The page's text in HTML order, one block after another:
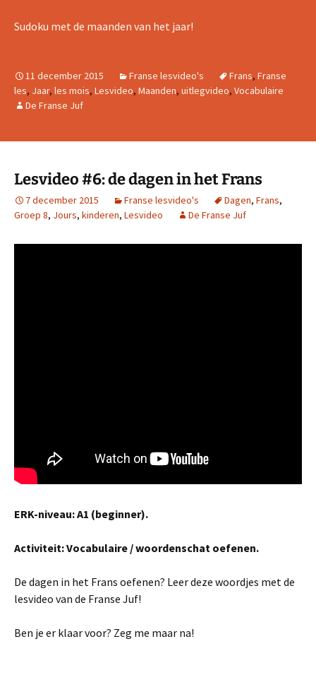
Sudoku met de maanden van het jaar!
11 december 2015 Franse lesvideo's Frans, Franse
les, Jaar, les mois, Lesvideo, Maanden, uitlegvideo, Vocabulaire
De Franse Juf
Lesvideo #6: de dagen in het Frans
7 december 2015 Franse lesvideo's Dagen, Frans,
Groep 8, Jours, kinderen, Lesvideo De Franse Juf
ERK-niveau: A1 (beginner).
Activiteit: Vocabulaire / woordenschat oefenen.
De dagen in het Frans oefenen? Leer deze woordjes met de
lesvideo van de Franse Juf!
Ben je er klaar voor? Zeg me maar na!